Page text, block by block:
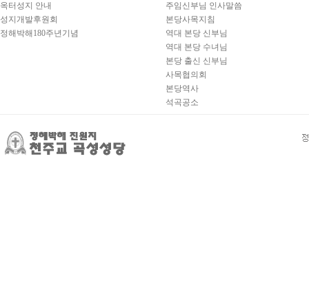
옥터성지 안내
성지개발후원회
정해박해180주년기념
주임신부님 인사말씀
본당사목지침
역대 본당 신부님
역대 본당 수녀님
본당 출신 신부님
사목협의회
본당역사
석곡공소